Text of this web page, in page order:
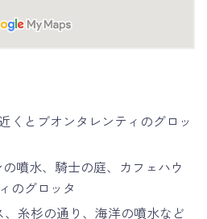
とブオンタレンティのグロッ
噴水、騎士の庭、カフェハウ
のグロッタ
糸杉の通り、海洋の噴水など